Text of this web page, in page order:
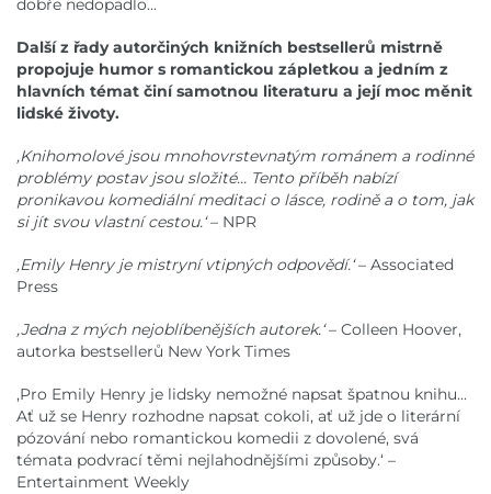
Další z řady autorčiných knižních bestsellerů mistrně
propojuje humor s romantickou zápletkou a jedním z
hlavních témat činí samotnou literaturu a její moc měnit
lidské životy.
,Knihomolové jsou mnohovrstevnatým románem a rodinné
problémy postav jsou složité... Tento příběh nabízí
pronikavou komediální meditaci o lásce, rodině a o tom, jak
si jít svou vlastní cestou.‘– NPR
,Emily Henry je mistryní vtipných odpovědí.‘– Associated
Press
,Jedna z mých nejoblíbenějších autorek.‘– Colleen Hoover,
autorka bestsellerů New York Times
,Pro Emily Henry je lidsky nemožné napsat špatnou knihu...
Ať už se Henry rozhodne napsat cokoli, ať už jde o literární
pózování nebo romantickou komedii z dovolené, svá
témata podvrací těmi nejlahodnějšími způsoby.‘ –
Entertainment Weekly